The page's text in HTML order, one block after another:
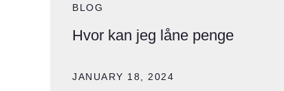
BLOG
Hvor kan jeg låne penge
JANUARY 18, 2024